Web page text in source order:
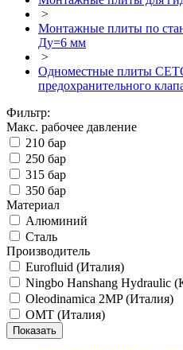
>
Монтажные плиты по
Ду=6 мм
>
Одноместные плиты
предохранительного
Фильтр:
Макс. рабочее давление
210 бар
250 бар
315 бар
350 бар
Материал
Алюминий
Сталь
Производитель
Eurofluid (Италия)
Ningbo Hanshang Hydraulic
Oleodinamica 2MP (Италия)
OMT (Италия)